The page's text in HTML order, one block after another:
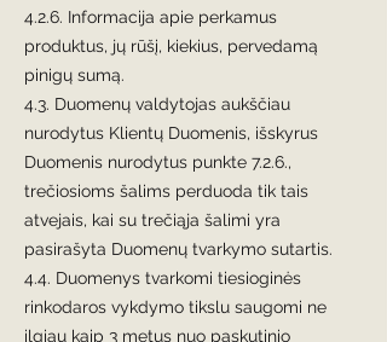
4.2.6. Informacija apie perkamus
produktus, jų rūšį, kiekius, pervedamą
pinigų sumą.
4.3. Duomenų valdytojas aukščiau
nurodytus Klientų Duomenis, išskyrus
Duomenis nurodytus punkte 7.2.6.,
trečiosioms šalims perduoda tik tais
atvejais, kai su trečiąja šalimi yra
pasirašyta Duomenų tvarkymo sutartis.
4.4. Duomenys tvarkomi tiesioginės
rinkodaros vykdymo tikslu saugomi ne
ilgiau kaip 3 metus nuo paskutinio